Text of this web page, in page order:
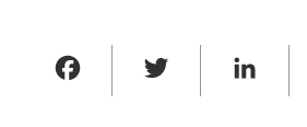
Facebook